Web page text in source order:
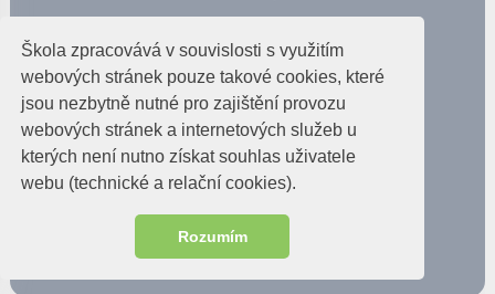
Škola zpracovává v souvislosti s využitím
webových stránek pouze takové cookies, které
jsou nezbytně nutné pro zajištění provozu
webových stránek a internetových služeb u
kterých není nutno získat souhlas uživatele
webu (technické a relační cookies).
Rozumím
779 00 Olomouc, Aksamitova 707/6
ID datové schránky: n8smc28
IČO: 495 880 95
IZO: 049 588 095
Číslo účtu: 377842523/0300
Telefon:585 222 689
E-mail:info@zcsol.cz
© 2026 ZŠ sv. Voršily v Olomouci